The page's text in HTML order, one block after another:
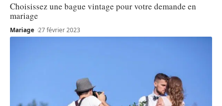
Choisissez une bague vintage pour votre demande en
mariage
Mariage 27 février 2023